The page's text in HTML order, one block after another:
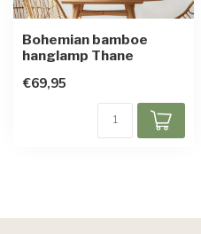
Bohemian bamboe
hanglamp Thane
€69,95